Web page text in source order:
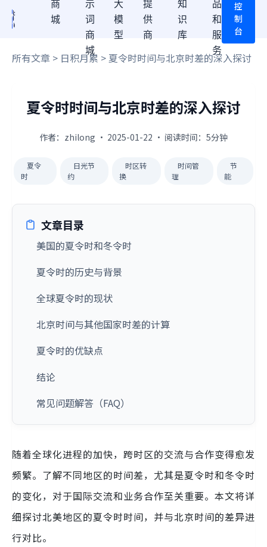
商
城
示
词
商
城
大
模
型
提
供
商
知
识
库
品
和
服
务
控
制
台
所有文章 > 日积月累 > 夏令时时间与北京时差的深入探讨
夏令时时间与北京时差的深入探讨
作者：zhilong · 2025-01-22 · 阅读时间：5分钟
夏令
时
日光节
约
时区转
换
时间管
理
节
能
文章目录
美国的夏令时和冬令时
夏令时的历史与背景
全球夏令时的现状
北京时间与其他国家时差的计算
夏令时的优缺点
结论
常见问题解答（FAQ）
随着全球化进程的加快，跨时区的交流与合作变得愈发
频繁。了解不同地区的时间差，尤其是夏令时和冬令时
的变化，对于国际交流和业务合作至关重要。本文将详
细探讨北美地区的夏令时时间，并与北京时间的差异进
行对比。